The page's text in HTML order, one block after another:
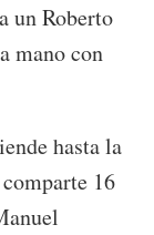
un Roberto
mano con
hasta la
16